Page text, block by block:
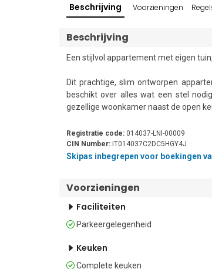
Beschrijving Voorzieningen
Beschrijving
Een stijlvol appartement met eigen
Dit prachtige, slim ontworpen
beschikt over alles wat een stel
gezellige woonkamer naast de open
De smetteloze inbouwkeuken is
Nespresso-koffiezetapparaat. De
plaats voor vier personen. Een groot
Slaapgelegenheid
De bank in de woonkamer kan
Badkamer
Een moderne, met leisteen
Registratie code:014037-LNI-00009
CIN Number:IT014037C2DC5HGY4J
Skipas inbegrepen voor boekingen
Voorzieningen
Faciliteiten
Parkeergelegenheid
Keuken
Complete keuken